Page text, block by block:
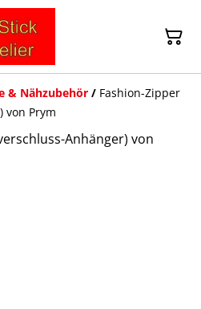
& Nähzubehör / Fashion-Zipper
von Prym